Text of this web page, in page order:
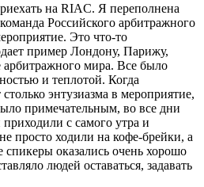
на RIAC. Я переполнена
Российского арбитражного
Это что-то
пример Лондону, Парижу,
мира. Все было
и теплотой. Когда
энтузиазма в мероприятие,
примечательным, во все дни
с самого утра и
просто ходили на кофе-брейки, а
оказались очень хорошо
людей оставаться, задавать